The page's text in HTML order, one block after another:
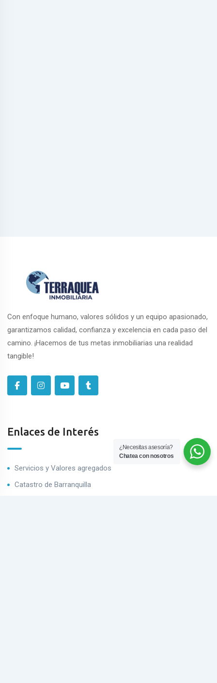
Con enfoque humano, valores sólidos y un equipo apasionado,
garantizamos calidad, confianza y excelencia en cada paso del
camino. ¡Hacemos de tus metas inmobiliarias una realidad
tangible!
Enlaces de Interés
Servicios y Valores agregados
Catastro de Barranquilla
¿Necesitas asesoría?
Chatea con nosotros